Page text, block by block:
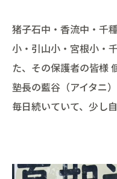
猪子石中・香流中・千
小・引山小・宮根小
た、その保護者の皆
塾長の藍谷（アイタニ
毎日続いていて、少し